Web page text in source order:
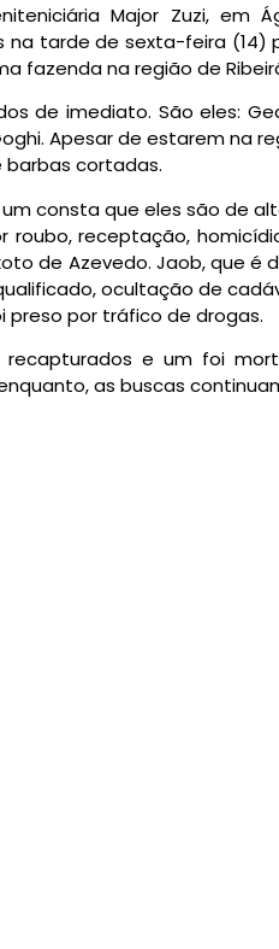
Major Zuzi, em
tarde de sexta-feira (14)
fazenda na região de
de imediato. São eles:
Apesar de estarem na
barbas cortadas.
consta que eles são de
roubo, receptação,
de Azevedo. Jaob, que
ocultação de
preso por tráfico de drogas.
recapturados e um foi
as buscas